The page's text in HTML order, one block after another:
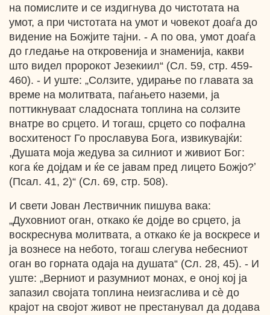
на помислите и се издигнува до чистотата на
умот, а при чистотата на умот и човекот доаѓа до
видение на Божјите тајни. - А по ова, умот доаѓа
до гледање на откровенија и знаменија, какви
што видел пророкот Језекиил“ (Сл. 59, стр. 459-
460). - И уште: „Солзите, удирање по главата за
време на молитвата, паѓањето наземи, ја
поттикнуваат сладосната топлина на солзите
внатре во срцето. И тогаш, срцето со пофална
восхитеност Го прославува Бога, извикувајќи:
,Душата моја жедува за силниот и живиот Бог:
кога ќе дојдам и ќе се јавам пред лицето Божјо?ʼ
(Псал. 41, 2)“ (Сл. 69, стр. 508).
И свети Јован Лествичник пишува вака:
„Духовниот оган, откако ќе дојде во срцето, ја
воскреснува молитвата, а откако ќе ја воскресе и
ја вознесе на небото, тогаш слегува небесниот
оган во горната одаја на душата“ (Сл. 28, 45). - И
уште: „Верниот и разумниот монах, е оној кој ја
запазил својата топлина неизгаслива и сѐ до
крајот на својот живот не престанувал да додава